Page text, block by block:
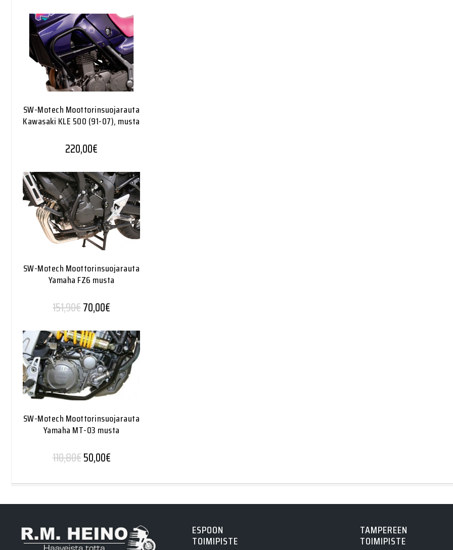
SW-Motech Moottorinsuojarauta
Kawasaki KLE 500 (91-07), musta
220,00€
SW-Motech Moottorinsuojarauta
Yamaha FZ6 musta
151,90€Alkuperäinen hinta oli: 151,90€.
70,00€
SW-Motech Moottorinsuojarauta
Yamaha MT-03 musta
110,80€Alkuperäinen hinta oli: 110,80€.
50,00€Nykyinen hinta on: 50,00€.
ESPOON
TOIMIPISTE
TAMPEREEN
TOIMIPISTE